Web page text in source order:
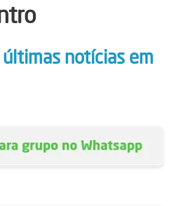
últimas notícias em